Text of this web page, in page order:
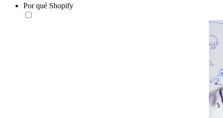
Por qué Shopify